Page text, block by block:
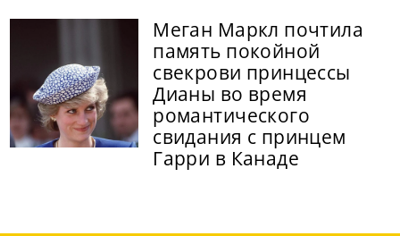
Меган Маркл почтила
память покойной
свекрови принцессы
Дианы во время
романтического
свидания с принцем
Гарри в Канаде